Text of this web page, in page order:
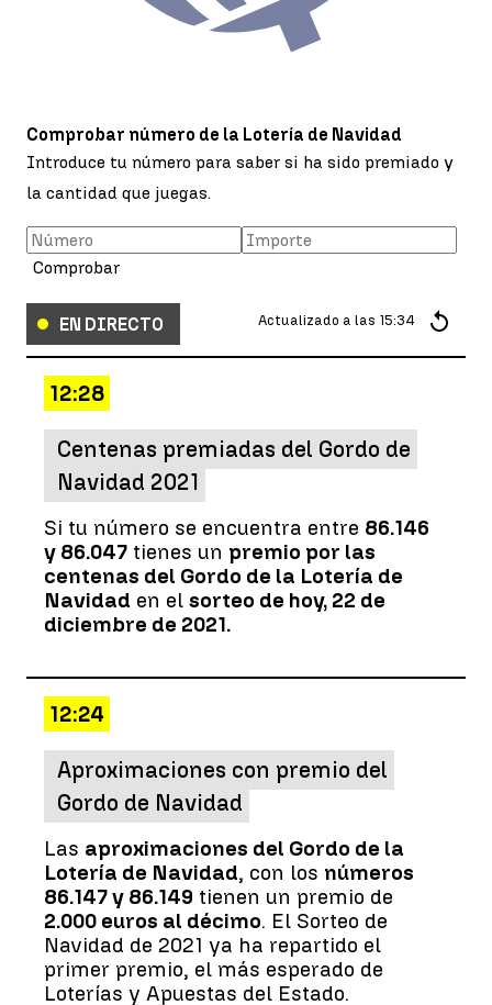
Comprobar número de la Lotería de Navidad
Introduce tu número para saber si ha sido premiado y
la cantidad que juegas.
Comprobar
EN DIRECTO Actualizado a las 15:34
12:28
Centenas premiadas del Gordo de
Navidad 2021
Si tu número se encuentra entre 86.146
y 86.047 tienes un premio por las
centenas del Gordo de la Lotería de
Navidad en el sorteo de hoy, 22 de
diciembre de 2021.
12:24
Aproximaciones con premio del
Gordo de Navidad
Las aproximaciones del Gordo de la
Lotería de Navidad, con los números
86.147 y 86.149 tienen un premio de
2.000 euros al décimo. El Sorteo de
Navidad de 2021 ya ha repartido el
primer premio, el más esperado de
Loterías y Apuestas del Estado.